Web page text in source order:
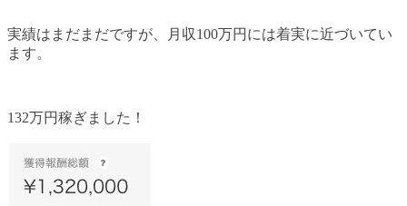
実績はまだまだですが、月収100万円には着実に近づいてい
ます。
132万円稼ぎました！